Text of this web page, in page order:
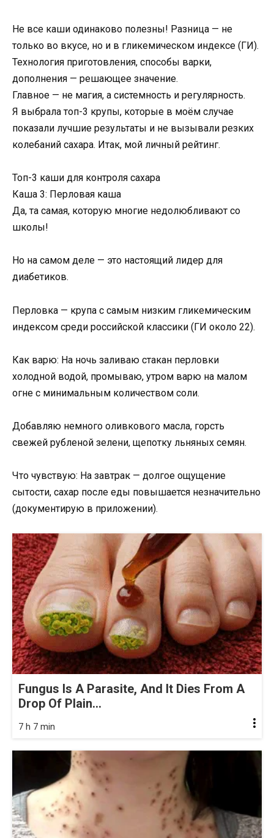
Не все каши одинаково полезны! Разница — не
только во вкусе, но и в гликемическом индексе (ГИ).
Технология приготовления, способы варки,
дополнения — решающее значение.
Главное — не магия, а системность и регулярность.
Я выбрала топ-3 крупы, которые в моём случае
показали лучшие результаты и не вызывали резких
колебаний сахара. Итак, мой личный рейтинг.
Топ-3 каши для контроля сахара
Каша 3: Перловая каша
Да, та самая, которую многие недолюбливают со
школы!
Но на самом деле — это настоящий лидер для
диабетиков.
Перловка — крупа с самым низким гликемическим
индексом среди российской классики (ГИ около 22).
Как варю: На ночь заливаю стакан перловки
холодной водой, промываю, утром варю на малом
огне с минимальным количеством соли.
Добавляю немного оливкового масла, горсть
свежей рубленой зелени, щепотку льняных семян.
Что чувствую: На завтрак — долгое ощущение
сытости, сахар после еды повышается незначительно
(документирую в приложении).
Fungus Is A Parasite, And It Dies From A
Drop Of Plain...
7 h 7 min